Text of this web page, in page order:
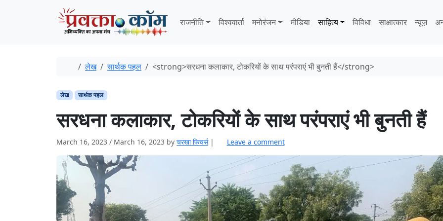
राजनीति
विश्ववार्ता मनोरंजन मीडिया साहित्‍य विविधा साक्षात्‍कार न्यूज़
Home
लेख सार्थक पहल <strong>सरधना कलाकार, टोकरियों के साथ परंपराएं भी बुनती हैं</strong>
लेख सार्थक पहल
सरधना कलाकार, टोकरियों के साथ परंपराएं भी बुनती हैं
March 16, 2023 / March 16, 2023 by चरखा फिचर्स | Leave a comment